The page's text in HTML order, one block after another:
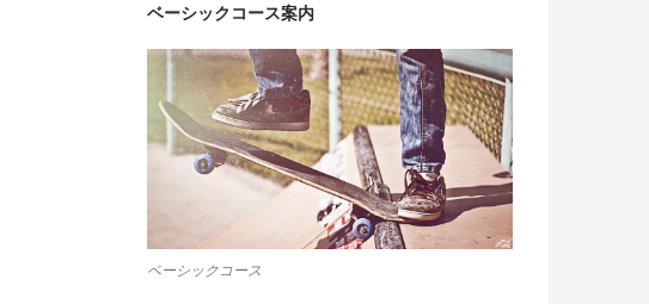
ベーシックコース案内
ベーシックコース